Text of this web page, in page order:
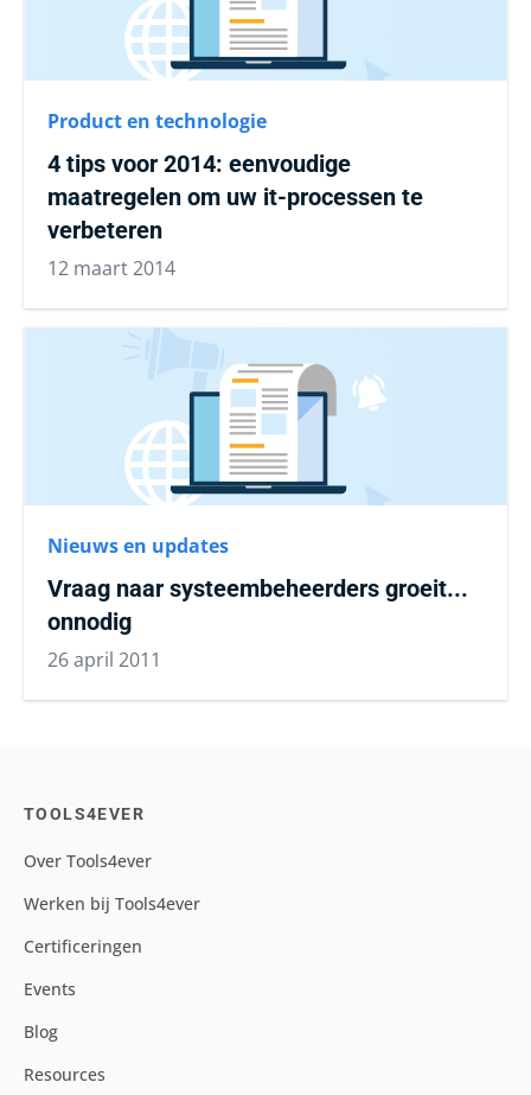
Product en technologie
4 tips voor 2014: eenvoudige
maatregelen om uw it-processen te
verbeteren
12 maart 2014
Nieuws en updates
Vraag naar systeembeheerders groeit...
onnodig
26 april 2011
TOOLS4EVER
Over Tools4ever
Werken bij Tools4ever
Certificeringen
Events
Blog
Resources